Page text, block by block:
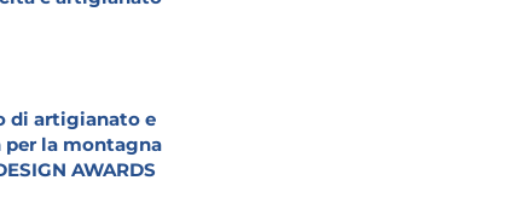
di artigianato e
per la montagna
AWARDS